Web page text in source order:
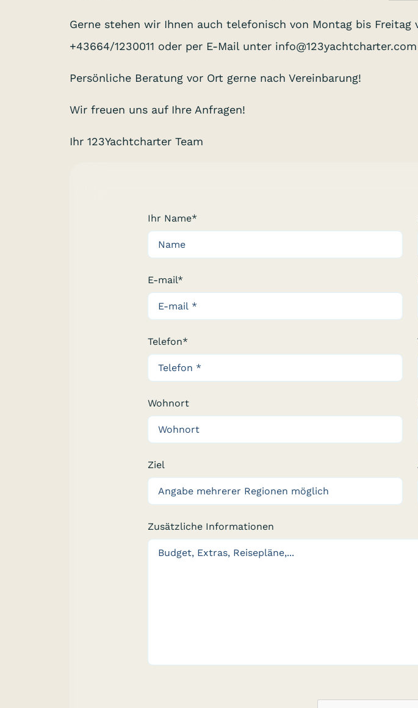
Gerne stehen wir Ihnen auch telefonisch von Montag bis
+43664/1230011 oder per E-Mail unter
Persönliche Beratung vor Ort gerne nach Vereinbarung!
Wir freuen uns auf Ihre Anfragen!
Ihr 123Yachtcharter Team
Ihr Name*
E-mail*
Telefon*
Wohnort
Ziel
Zusätzliche Informationen